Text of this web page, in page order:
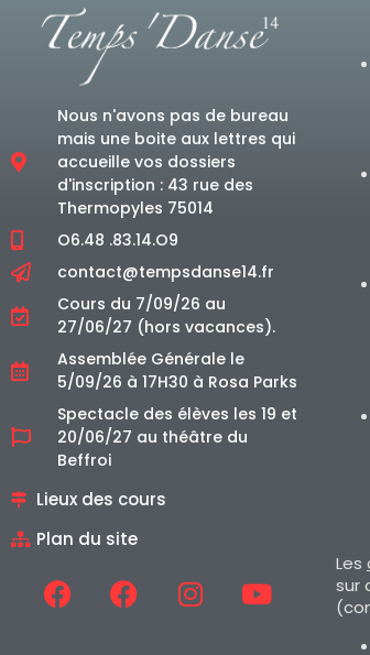
Nous n'avons pas de bureau
mais une boite aux lettres qui
accueille vos dossiers
d'inscription : 43 rue des
Thermopyles 75014
O6.48 .83.14.O9
contact@tempsdanse14.fr
Cours du 7/09/26 au
27/06/27 (hors vacances).
Assemblée Générale le
5/09/26 à 17H30 à Rosa Parks
Spectacle des élèves les 19 et
20/06/27 au théâtre du
Beffroi
Lieux des cours
Plan du site
Les
sur